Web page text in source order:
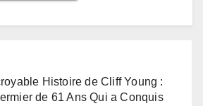
Histoire de Cliff Young :
de 61 Ans Qui a Conquis